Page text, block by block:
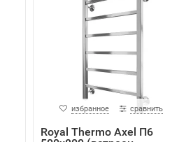
избранное сравнить
Royal Thermo Axel П6